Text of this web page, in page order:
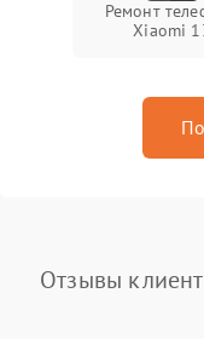
Ремонт
Xiaomi
Отзывы